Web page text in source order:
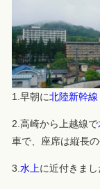
1.早朝に北陸新幹線
2.高崎から上越線で
車で、座席は縦長の
3.水上に近付きまし